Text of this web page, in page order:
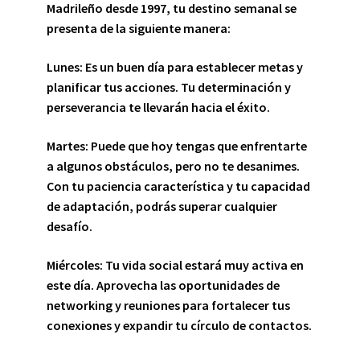
Madrileño desde 1997, tu destino semanal se
presenta de la siguiente manera:
Lunes: Es un buen día para establecer metas y
planificar tus acciones. Tu determinación y
perseverancia te llevarán hacia el éxito.
Martes: Puede que hoy tengas que enfrentarte
a algunos obstáculos, pero no te desanimes.
Con tu paciencia característica y tu capacidad
de adaptación, podrás superar cualquier
desafío.
Miércoles: Tu vida social estará muy activa en
este día. Aprovecha las oportunidades de
networking y reuniones para fortalecer tus
conexiones y expandir tu círculo de contactos.